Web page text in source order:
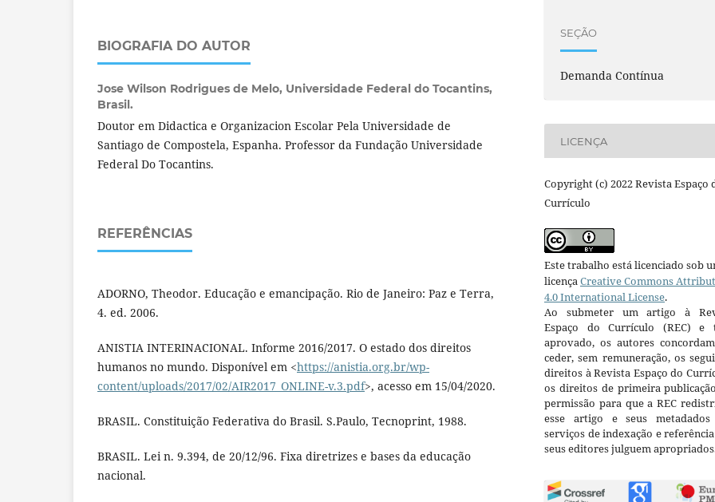
BIOGRAFIA DO AUTOR
Jose Wilson Rodrigues de Melo, Universidade Federal do Tocantins,
Brasil.
Doutor em Didactica e Organizacion Escolar Pela Universidade de
Santiago de Compostela, Espanha. Professor da Fundação Universidade
Federal Do Tocantins.
REFERÊNCIAS
ADORNO, Theodor. Educação e emancipação. Rio de Janeiro: Paz e Terra,
4. ed. 2006.
ANISTIA INTERINACIONAL. Informe 2016/2017. O estado dos direitos
humanos no mundo. Disponível em <https://anistia.org.br/wp-
content/uploads/2017/02/AIR2017_ONLINE-v.3.pdf>, acesso em 15/04/2020.
BRASIL. Constituição Federativa do Brasil. S.Paulo, Tecnoprint, 1988.
BRASIL. Lei n. 9.394, de 20/12/96. Fixa diretrizes e bases da educação
nacional.
SEÇÃO
Demanda Contínua
LICENÇA
Copyright (c) 2022 Revista Espaço
Currículo
Este trabalho está licenciado sob
licençaCreative Commons
4.0 International License.
Ao submeter um artigo à
Espaço do Currículo (REC) e
aprovado, os autores
ceder, sem remuneração, os
direitos à Revista Espaço do
os direitos de primeira
permissão para que a REC
esse artigo e seus metadados
serviços de indexação e
seus editores julguem